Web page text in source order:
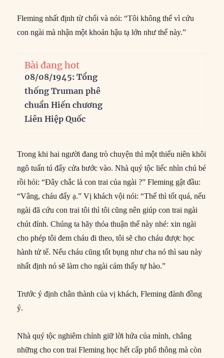
Fleming nhất định từ chối và nói: “Tôi không thể vì cứu
con ngài mà nhận một khoản hậu tạ lớn như thế này.”
Bài đang hot
08/08/1945: Tổng
thống Truman phê
chuẩn Hiến chương
Liên Hiệp Quốc
Trong khi hai người đang trò chuyện thì một thiếu niên khôi
ngô tuấn tú đẩy cửa bước vào. Nhà quý tộc liếc nhìn chú bé
rồi hỏi: “Đây chắc là con trai của ngài ?” Fleming gật đầu:
“Vâng, cháu đấy ạ.” Vị khách vội nói: “Thế thì tốt quá, nếu
ngài đã cứu con trai tôi thì tôi cũng nên giúp con trai ngài
chút đỉnh. Chúng ta hãy thỏa thuận thế này nhé: xin ngài
cho phép tôi đem cháu đi theo, tôi sẽ cho cháu được học
hành tử tế. Nếu cháu cũng tốt bụng như cha nó thì sau này
nhất định nó sẽ làm cho ngài cảm thấy tự hào.”
Trước ý định chân thành của vị khách, Fleming đành đồng
ý.
Nhà quý tộc nghiêm chỉnh giữ lời hứa của mình, chẳng
những cho con trai Fleming học hết cấp phổ thông mà còn